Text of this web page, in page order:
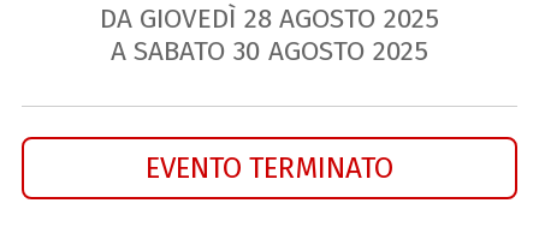
DA GIOVEDÌ 28 AGOSTO 2025
A SABATO 30 AGOSTO 2025
EVENTO TERMINATO